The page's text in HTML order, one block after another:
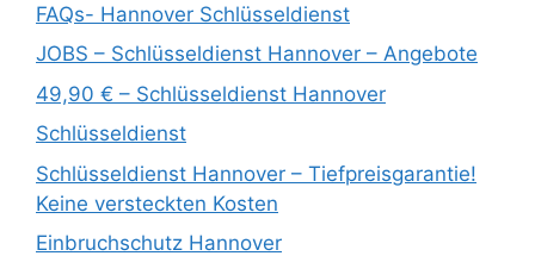
FAQs- Hannover Schlüsseldienst
JOBS – Schlüsseldienst Hannover – Angebote
49,90 € – Schlüsseldienst Hannover
Schlüsseldienst
Schlüsseldienst Hannover – Tiefpreisgarantie!
Keine versteckten Kosten
Einbruchschutz Hannover